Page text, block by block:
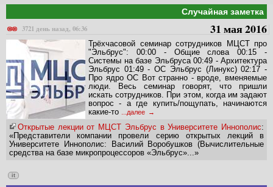
Случайная заметка
3721 день назад, 06:36
31 мая 2016
Трёхчасовой семинар сотрудников МЦСТ про
"Эльбрус": 00:00 - Общие слова 00:15 -
Системы на базе Эльбруса 00:49 - Архитектура
Эльбрус 01:49 - ОС Эльбрус (Линукс) 02:17 -
Про ядро ОС Вот странно - вроде, вменяемые
люди. Весь семинар говорят, что пришли
искать сотрудников. При этом, когда им задают
вопрос - а где купить/пощупать, начинаются
какие-то
...далее
Открытые лекции от МЦСТ Эльбрус в Университете Иннополис:
«Представители компании провели серию открытых лекций в
Университете Иннополис: Василий Воробушков (Вычислительные
средства на базе микропроцессоров «Эльбрус»...»
it